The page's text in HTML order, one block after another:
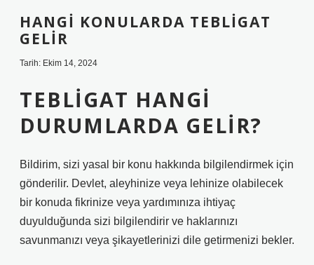
HANGI KONULARDA TEBLIGAT
GELIR
Tarih: Ekim 14, 2024
TEBLIGAT HANGI
DURUMLARDA GELIR?
Bildirim, sizi yasal bir konu hakkında bilgilendirmek için
gönderilir. Devlet, aleyhinize veya lehinize olabilecek
bir konuda fikrinize veya yardımınıza ihtiyaç
duyulduğunda sizi bilgilendirir ve haklarınızı
savunmanızı veya şikayetlerinizi dile getirmenizi bekler.